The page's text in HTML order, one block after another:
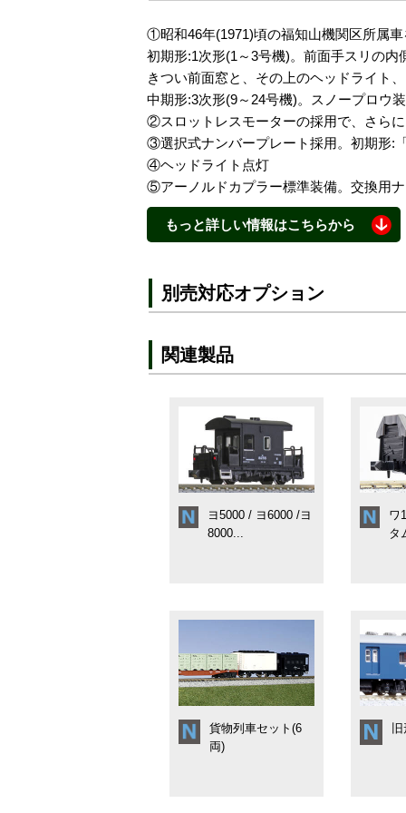
①昭和46年(1971)頃の福知山機関区所属
初期形:1次形(1～3号機)。前面手スリの
きつい前面窓と、その上のヘッドライト
中期形:3次形(9～24号機)。スノープロウ
②スロットレスモーターの採用で、さら
③選択式ナンバープレート採用。初期形:
④ヘッドライト点灯
⑤アーノルドカプラー標準装備。交換用
もっと詳しい情報はこちらから
・付属品(中期形):交換用ナックルカプラ
別売対応オプション
関連製品
ヨ5000 / ヨ6000 /ヨ
8000...
ワ
タ
貨物列車セット(6
両)